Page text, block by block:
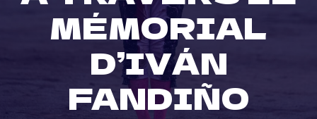
MÉMORIAL
D’IVÁN
FANDIÑO